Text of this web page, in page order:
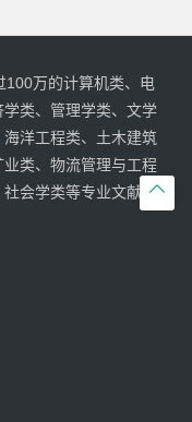

万的计算机类、电
类、管理学类、文学
洋工程类、土木建筑
类、物流管理与工程
会学类等专业文献综